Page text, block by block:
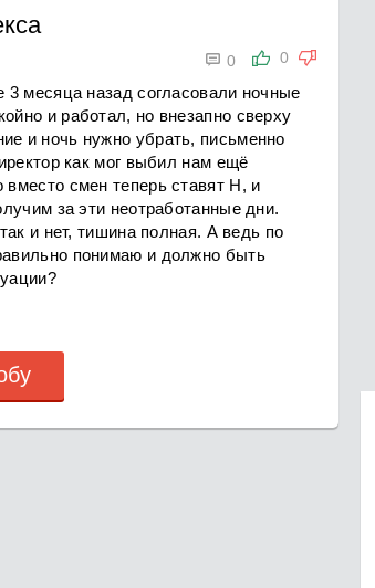
0
 0
месяца назад согласовали ночные
и работал, но внезапно сверху
и ночь нужно убрать, письменно
как мог выбил нам ещё
смен теперь ставят Н, и
за эти неотработанные дни.
и нет, тишина полная. А ведь по
понимаю и должно быть